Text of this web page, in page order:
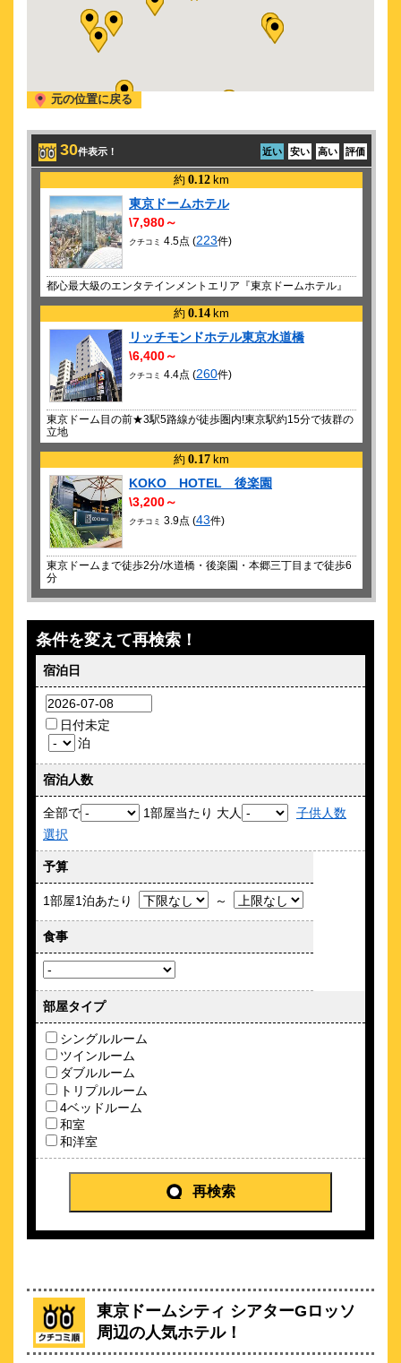
元の位置に戻る
30件表示！ 近い 安い 高い 評価
約 0.12 km
東京ドームホテル
\7,980～
クチコミ 4.5点 (223件)
都心最大級のエンタテインメントエリア『東京ドームホテル』
約 0.14 km
リッチモンドホテル東京水道橋
\6,400～
クチコミ 4.4点 (260件)
東京ドーム目の前★3駅5路線が徒歩圏内!東京駅約15分で抜群の
立地
約 0.17 km
KOKO HOTEL 後楽園
\3,200～
クチコミ 3.9点 (43件)
東京ドームまで徒歩2分/水道橋・後楽園・本郷三丁目まで徒歩6
分
約 0.21 km
ホテルサトー東京
\4,800～
ＪＲ水道橋駅東口駅前で交通便利
the b 水道橋（ザビーすいどうばし）
3.8点 (63件)
広々とした檜の大浴場＆サウナ有！東京ドームに徒歩3分！
アパホテル〈水道橋駅前〉
【JR1分・ドーム5分】全室禁煙の快適スマートホテルステイ
Ｉ
\4,063～
【14時チェックアウトが基本】～東京駅から3駅の好立地
ナインアワーズ水道橋
\3,841～
3.9点 (15件)
\12,800～
クチコミ 4.2点 (32件)
条件を変えて再検索！
宿泊日
日付未定
泊
宿泊人数
全部で 1部屋当たり 大人
子供人数
選択
予算
1部屋1泊あたり ～
食事
部屋タイプ
シングルルーム
ツインルーム
ダブルルーム
トリプルルーム
4ベッドルーム
和室
和洋室
再検索
東京ドームシティ シアターGロッソ
周辺の人気ホテル！